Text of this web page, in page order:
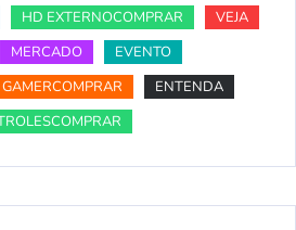
HD EXTERNOCOMPRAR
VEJA
MERCADO
EVENTO
ENTENDA